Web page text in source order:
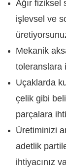
Ağır fiziksel
işlevsel ve
Mekanik
toleranslara
Uçaklarda
çelik gibi
parçalara
Üretiminizi
adetlik
ihtiyacınız